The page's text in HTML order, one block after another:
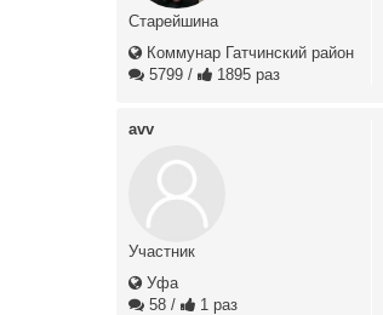
Старейшина
Коммунар Гатчинский район
5799 / 1895 раз
avv
Участник
Уфа
58 / 1 раз